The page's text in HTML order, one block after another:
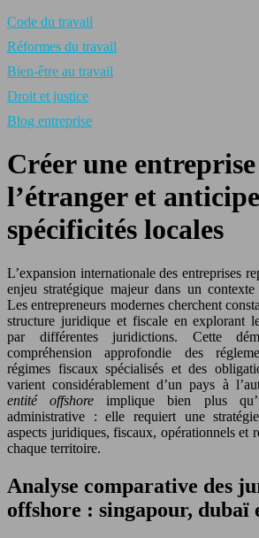
Code du travail
Réformes du travail
Bien-être au travail
Droit et justice
Blog entreprise
Créer une
l’étranger et
spécificités locales
L’expansion internationale des entreprises
enjeu stratégique majeur dans un
Les entrepreneurs modernes cherchent
structure juridique et fiscale en explorant
par différentes juridictions. Cette
compréhension approfondie des
régimes fiscaux spécialisés et des
varient considérablement d’un pays à
entité offshoreimplique bien plus
administrative : elle requiert une
aspects juridiques, fiscaux, opérationnels et
chaque territoire.
Analyse comparative des
offshore : singapour, dubaï